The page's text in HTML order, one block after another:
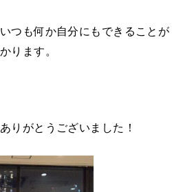
つも何か自分にもできることが
ります。
りがとうございました！